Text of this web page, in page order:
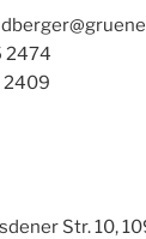
2474
2409
Str. 10,